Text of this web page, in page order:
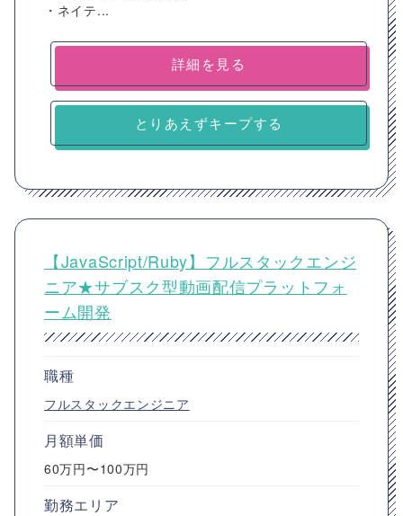
・ネイテ...
詳細を見る
とりあえずキープする
【JavaScript/Ruby】フルスタックエンジ
ニア★サブスク型動画配信プラットフォ
ーム開発
職種
フルスタックエンジニア
月額単価
60万円〜100万円
勤務エリア